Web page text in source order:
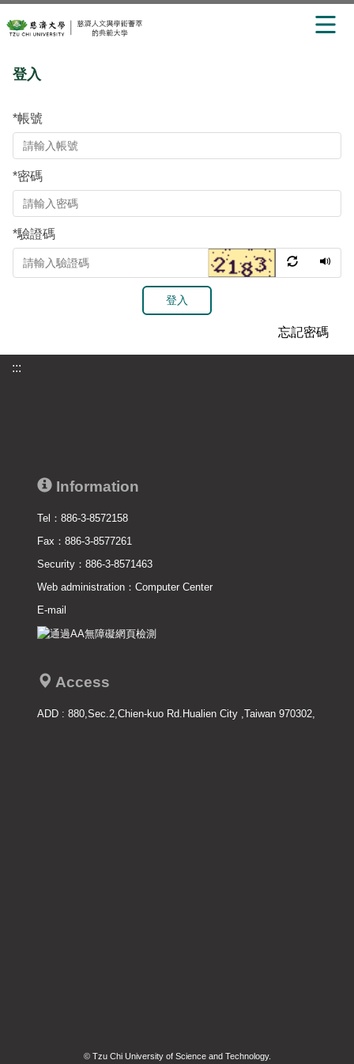
到
要
內
容
區
登入
*帳號
*密碼
*驗證碼
登入
忘記密碼
:::
Information
Tel：886-3-8572158
Fax：886-3-8577261
Security：886-3-8571463
Web administration： Computer Center
E-mail
Access
ADD : 880,Sec.2,Chien-kuo Rd.Hualien City ,Taiwan 970302,
© Tzu Chi University of Science and Technology.